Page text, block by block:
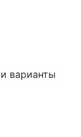
варианты